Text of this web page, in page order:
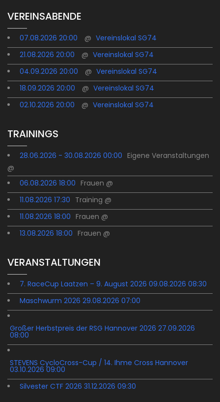
VEREINSABENDE
07.08.2026 20:00 @ Vereinslokal SG74
21.08.2026 20:00
@ Vereinslokal SG74
04.09.2026 20:00
@ Vereinslokal SG74
18.09.2026 20:00
@ Vereinslokal SG74
02.10.2026 20:00
@ Vereinslokal SG74
TRAININGS
28.06.2026 - 30.08.2026 00:00 Eigene Veranstaltungen
@
06.08.2026 18:00 Frauen @
11.08.2026 17:30 Training @
11.08.2026 18:00 Frauen @
13.08.2026 18:00 Frauen @
VERANSTALTUNGEN
7. RaceCup Laatzen – 9. August 2026 09.08.2026 08:30
Maschwurm 2026 29.08.2026 07:00
Großer Herbstpreis der RSG Hannover 2026 27.09.2026
08:00
STEVENS CycloCross-Cup / 14. Ihme Cross Hannover
03.10.2026 09:00
Silvester CTF 2026 31.12.2026 09:30